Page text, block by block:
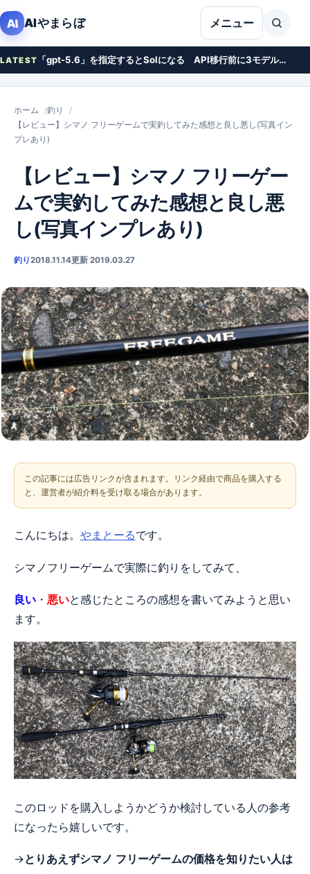
本文へ移動
AI AIやまらぼ メニュー
LATEST 「gpt-5.6」を指定するとSolになる API移行前に3モデルの料金を比べる
ホーム
釣り
【レビュー】シマノ フリーゲームで実釣してみた感想と良し悪し(写真イン
プレあり)
【レビュー】シマノ フリーゲー
ムで実釣してみた感想と良し悪
し(写真インプレあり)
釣り2018.11.14更新 2019.03.27
この記事には広告リンクが含まれます。リンク経由で商品を購入する
と、運営者が紹介料を受け取る場合があります。
こんにちは。 やまとーるです。
シマノフリーゲームで実際に釣りをしてみて、
良い ・ 悪いと感じたところの感想を書いてみようと思い
ます。
このロッドを購入しようかどうか検討している人の参考
になったら嬉しいです。
→とりあえずシマノ フリーゲームの価格を知りたい人は